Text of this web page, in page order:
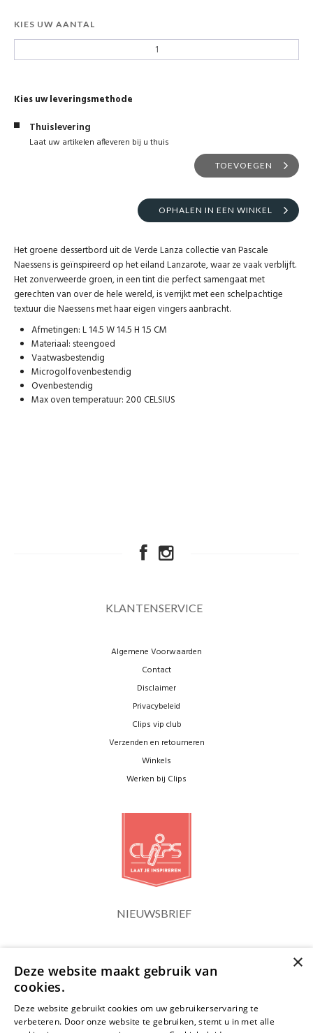
KIES UW AANTAL
Kies uw leveringsmethode
Thuislevering
Laat uw artikelen afleveren bij u thuis
TOEVOEGEN
OPHALEN IN EEN WINKEL
Het groene dessertbord uit de Verde Lanza collectie van Pascale
Naessens is geïnspireerd op het eiland Lanzarote, waar ze vaak verblijft.
Het zonverweerde groen, in een tint die perfect samengaat met
gerechten van over de hele wereld, is verrijkt met een schelpachtige
textuur die Naessens met haar eigen vingers aanbracht.
Afmetingen: L 14.5 W 14.5 H 1.5 CM
Materiaal: steengoed
Vaatwasbestendig
Microgolfovenbestendig
Ovenbestendig
Max oven temperatuur: 200 CELSIUS
KLANTENSERVICE
Algemene Voorwaarden
Contact
Disclaimer
Privacybeleid
Clips vip club
Verzenden en retourneren
Winkels
Werken bij Clips
NIEUWSBRIEF
×
Deze website maakt gebruik van
cookies.
Deze website gebruikt cookies om uw gebruikerservaring te
verbeteren. Door onze website te gebruiken, stemt u in met alle